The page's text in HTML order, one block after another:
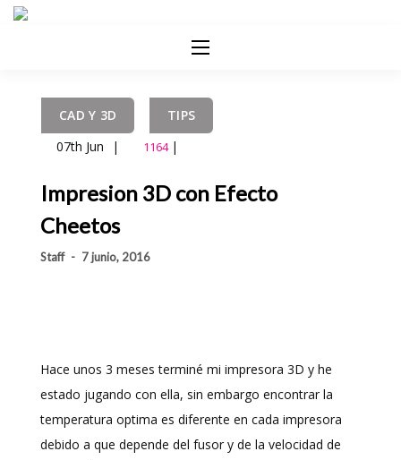
CAD Y 3D
TIPS
07th Jun
| 1164 |
Impresion 3D con Efecto
Cheetos
Staff - 7 junio, 2016
Hace unos 3 meses terminé mi impresora 3D y he
estado jugando con ella, sin embargo encontrar la
temperatura optima es diferente en cada impresora
debido a que depende del fusor y de la velocidad de